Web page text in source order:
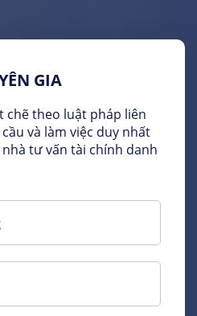
GIA
chẽ theo luật pháp liên
và làm việc duy nhất
tư vấn tài chính danh